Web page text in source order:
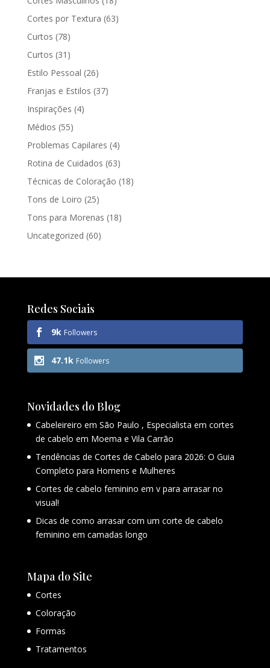
Cortes por Textura (63)
Curtos (78)
Curtos (31)
Estilo Pessoal (26)
Franjas e Estilos (37)
Inspirações (4)
Médios (55)
Problemas Capilares (4)
Rotina de Cuidados (63)
Técnicas de Coloração (18)
Tons de Loiro (25)
Tons para Morenas (18)
Uncategorized (60)
Redes Sociais
9k Followers
47.1k Followers
Novidades do Blog
Cabeleireiro em São Paulo , Especialista em cortes
de cabelo em Moema e Vila Carrão
Tendências de Cortes de Cabelo para 2026: O Guia
Completo para Homens e Mulheres
Cortes de cabelo feminino em v para arrasar no
visual!
Dicas de como arrasar com um corte de cabelo
feminino em camadas longo
Mapa do Site
Cortes
Coloração
Formas
Tratamentos